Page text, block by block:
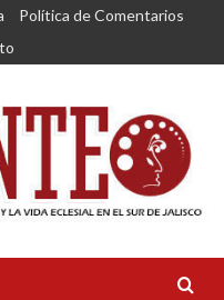
Política de Comentarios